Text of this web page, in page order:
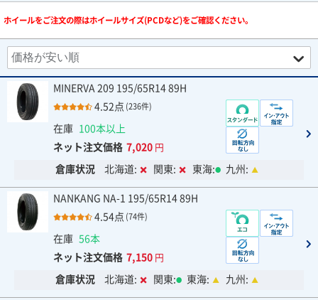
ホイールをご注文の際はホイールサイズ(PCDなど)をご確認ください。
MINERVA 209 195/65R14 89H
4.52点 (236件)
在庫 100本以上
ネット注文価格 7,020 円
倉庫状況 北海道: 関東: 東海: 九州:
NANKANG NA-1 195/65R14 89H
4.54点 (74件)
在庫 56本
ネット注文価格 7,150 円
倉庫状況 北海道: 関東: 東海: 九州: